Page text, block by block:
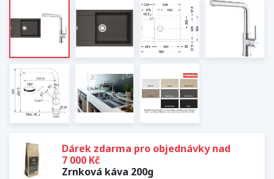
Dárek zdarma pro objednávky nad
7 000 Kč
Zrnková káva 200g